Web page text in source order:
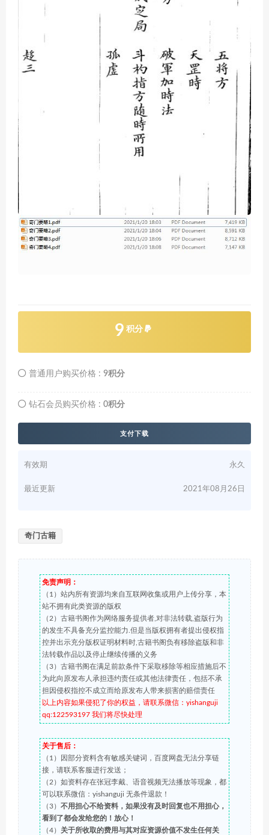
9 积分
普通用户购买价格 : 9积分
钻石会员购买价格 : 0积分
支付下载
有效期 永久
最近更新 2021年08月26日
奇门古籍
免责声明：
（1）站内所有资源均来自互联网收集或用户上传分享，本
站不拥有此类资源的版权
（2）古籍书阁作为网络服务提供者,对非法转载,盗版行为
的发生不具备充分监控能力.但是当版权拥有者提出侵权指
控并出示充分版权证明材料时,古籍书阁负有移除盗版和非
法转载作品以及停止继续传播的义务
（3）古籍书阁在满足前款条件下采取移除等相应措施后不
为此向原发布人承担违约责任或其他法律责任，包括不承
担因侵权指控不成立而给原发布人带来损害的赔偿责任
以上内容如果侵犯了你的权益，请联系微信：yishanguji
qq:122593197 我们将尽快处理
关于售后：
（1）因部分资料含有敏感关键词，百度网盘无法分享链
接，请联系客服进行发送；
（2）如资料存在张冠李戴、语音视频无法播放等现象，都
可以联系微信：yishanguji 无条件退款！
（3） 不用担心不给资料，如果没有及时回复也不用担心，
看到了都会发给您的！放心！
（4） 关于所收取的费用与其对应资源价值不发生任何关